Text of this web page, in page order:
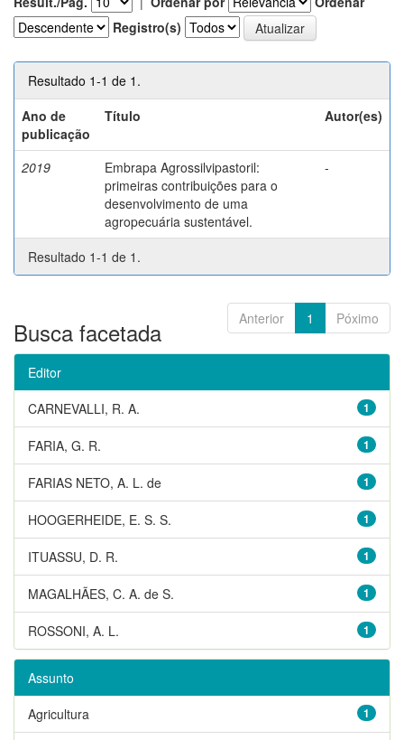
Registro(s)
Resultado 1-1 de 1.
Ano de
publicação
Título Autor(es)
2019
Embrapa Agrossilvipastoril:
primeiras contribuições para o
desenvolvimento de uma
agropecuária sustentável.
-
Resultado 1-1 de 1.
Anterior 1 Póximo
Busca facetada
Editor
1
CARNEVALLI, R. A.
1
FARIA, G. R.
1
FARIAS NETO, A. L. de
1
HOOGERHEIDE, E. S. S.
1
ITUASSU, D. R.
1
MAGALHÃES, C. A. de S.
1
ROSSONI, A. L.
Assunto
1
Agricultura